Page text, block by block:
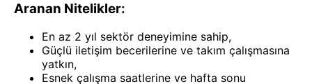
Aranan Nitelikler:
En az 2 yıl sektör deneyimine sahip,
Güçlü iletişim becerilerine ve takım çalışmasına
yatkın,
Esnek çalışma saatlerine ve hafta sonu